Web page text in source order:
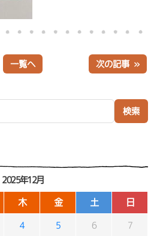
2025年12月
木 金 土 日
4 5 6 7
一覧へ 次の記事 »